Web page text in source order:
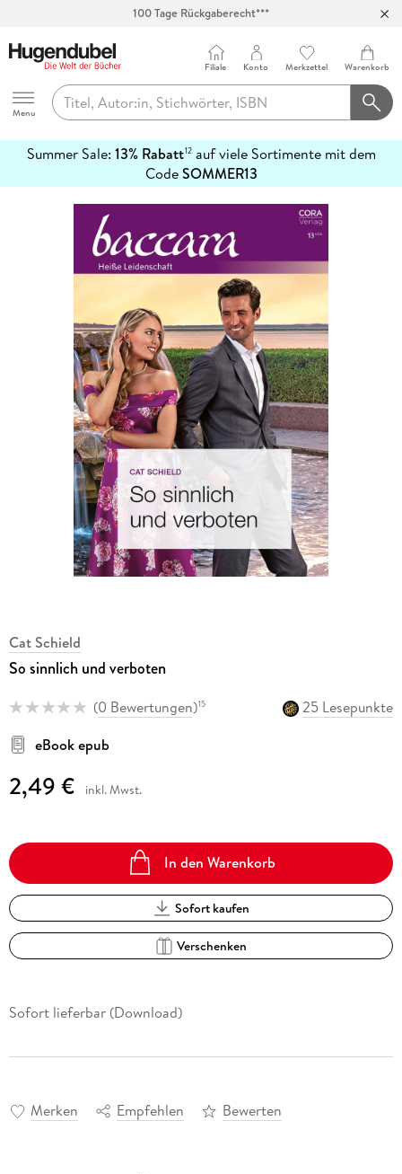
100 Tage Rückgaberecht***
Hugendubel
Menu
Filiale Konto Merkzettel Warenkorb
Summer Sale: 13% Rabatt12auf viele Sortimente mit dem
CodeSOMMER13
erfahren
Cat Schield
So sinnlich und verboten
(0 Bewertungen)15
25 Lesepunkte
eBook epub
2,49 € inkl. Mwst.
In den Warenkorb
Sofort kaufen
Verschenken
Sofort lieferbar (Download)
Merken Empfehlen Bewerten